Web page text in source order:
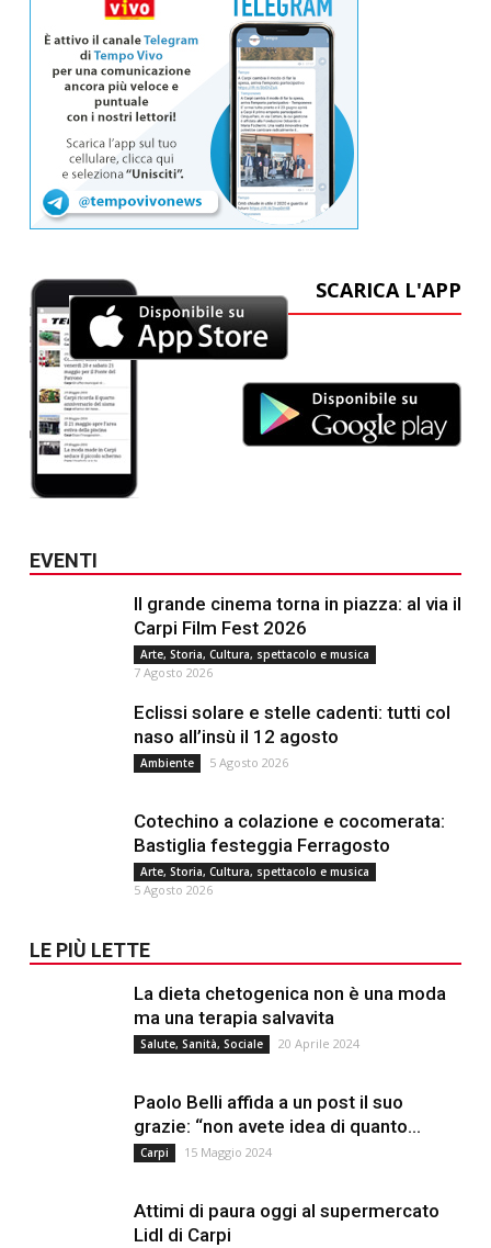
SCARICA L'APP
EVENTI
Il grande cinema torna in piazza: al via il
Carpi Film Fest 2026
Arte, Storia, Cultura, spettacolo e musica
7 Agosto 2026
Eclissi solare e stelle cadenti: tutti col
naso all’insù il 12 agosto
Ambiente 5 Agosto 2026
Cotechino a colazione e cocomerata:
Bastiglia festeggia Ferragosto
Arte, Storia, Cultura, spettacolo e musica
5 Agosto 2026
LE PIÙ LETTE
La dieta chetogenica non è una moda
ma una terapia salvavita
Salute, Sanità, Sociale 20 Aprile 2024
Paolo Belli affida a un post il suo
grazie: “non avete idea di quanto...
Carpi 15 Maggio 2024
Attimi di paura oggi al supermercato
Lidl di Carpi